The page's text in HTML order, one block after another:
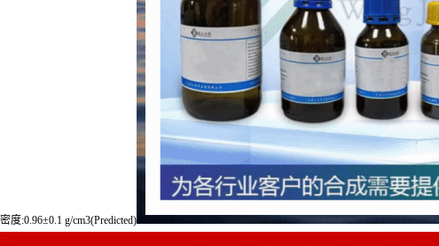
密度:0.96±0.1 g/cm3(Predicted)